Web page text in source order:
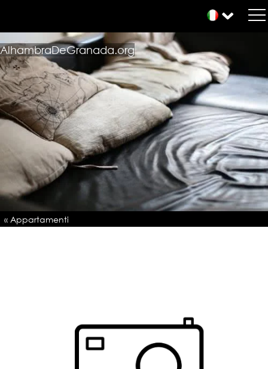
AlhambraDeGranada.org
« Appartamenti